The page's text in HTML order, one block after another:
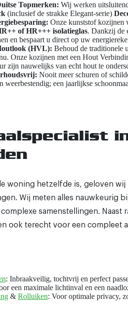
Topmerken: Wij werken
(inclusief de strakke Elegant-serie)
Onze kunststof kozijnen
of HR+++ isolatieglas. Dankzij de
en bespaart u direct op uw
(HVL): Behoud de traditionele
Onze kozijnen met een Hout
zijn nauwelijks van echt hout te
Nooit meer schuren of
weerbestendig; een jaarlijkse
woning hetzelfde is, geloven wij
Wij meten alles nauwkeurig
samenstellingen. Naast
ook terecht voor een compleet
: Inbraakveilig, tochtvrij en perfect
een maximale lichtinval en een
& Rolluiken: Voor optimale privacy,